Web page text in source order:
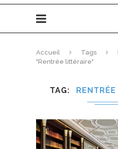
Accueil Tags
"Rentrée littéraire"
TAG